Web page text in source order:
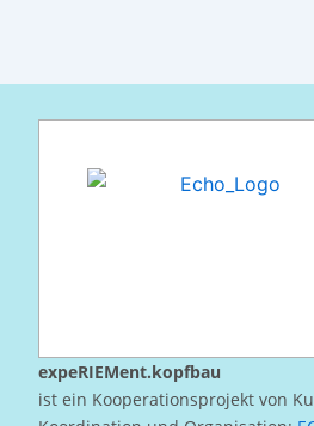
expeRIEMent.kopfbau
ist ein Kooperationsprojekt von